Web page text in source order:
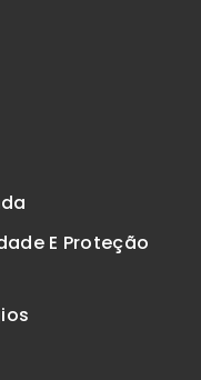
E Proteção